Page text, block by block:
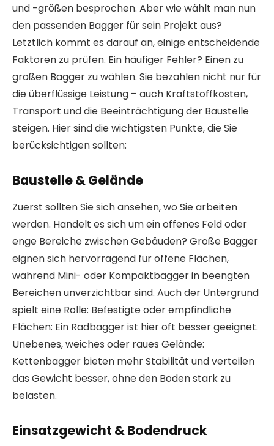
und -größen besprochen. Aber wie wählt man nun
den passenden Bagger für sein Projekt aus?
Letztlich kommt es darauf an, einige entscheidende
Faktoren zu prüfen. Ein häufiger Fehler? Einen zu
großen Bagger zu wählen. Sie bezahlen nicht nur für
die überflüssige Leistung – auch Kraftstoffkosten,
Transport und die Beeinträchtigung der Baustelle
steigen. Hier sind die wichtigsten Punkte, die Sie
berücksichtigen sollten:
Baustelle & Gelände
Zuerst sollten Sie sich ansehen, wo Sie arbeiten
werden. Handelt es sich um ein offenes Feld oder
enge Bereiche zwischen Gebäuden? Große Bagger
eignen sich hervorragend für offene Flächen,
während Mini- oder Kompaktbagger in beengten
Bereichen unverzichtbar sind. Auch der Untergrund
spielt eine Rolle: Befestigte oder empfindliche
Flächen: Ein Radbagger ist hier oft besser geeignet.
Unebenes, weiches oder raues Gelände:
Kettenbagger bieten mehr Stabilität und verteilen
das Gewicht besser, ohne den Boden stark zu
belasten.
Einsatzgewicht & Bodendruck